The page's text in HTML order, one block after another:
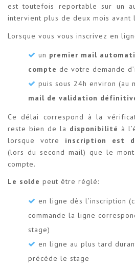
est toutefois reportable sur un
intervient plus de deux mois avant
Lorsque vous vous inscrivez en
un premier mail
compte de votre demande
puis sous 24h environ (au
mail de validation
Ce délai correspond à la
reste bien de la disponibilité à
lorsque votre inscription est
(lors du second mail) que le
compte.
Le solde peut être réglé:
en ligne dès l’inscription
commande la ligne
stage)
en ligne au plus tard
précède le stage